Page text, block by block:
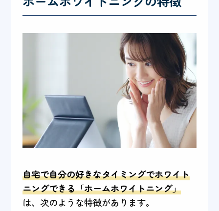
自宅で自分の好きなタイミングでホワイト
ニングできる「ホームホワイトニング」
は、次のような特徴があります。